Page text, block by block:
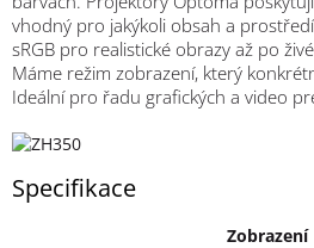
vhodný pro jakýkoli obsah a
sRGB pro realistické obrazy až po
Máme režim zobrazení, který
Ideální pro řadu grafických a video
Specifikace
Zobrazení